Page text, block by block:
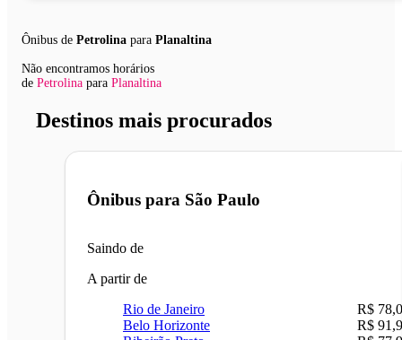
Ônibus de Petrolina para Planaltina
Não encontramos horários
de Petrolina para Planaltina
Destinos mais procurados
Ônibus para São Paulo
Saindo de
A partir de
Rio de Janeiro
R$
Belo Horizonte
R$